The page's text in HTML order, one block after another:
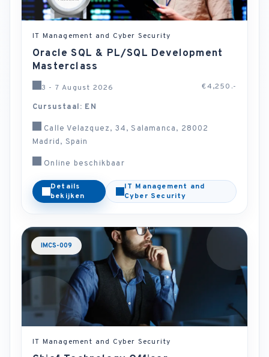
IT Management and Cyber Security
Oracle SQL & PL/SQL Development
Masterclass
3 - 7 August 2026 €4,250.-
Cursustaal: EN
Calle Velazquez, 34, Salamanca, 28002
Madrid, Spain
Online beschikbaar
Details
bekijken
IT Management and
Cyber Security
IMCS-009
IT Management and Cyber Security